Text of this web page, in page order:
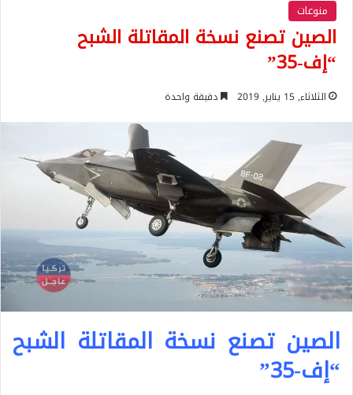
منوعات
الصين تصنع نسخة المقاتلة الشبح
“إف-35”
الثلاثاء, 15 يناير, 2019 دقيقة واحدة
الصين تصنع نسخة المقاتلة الشبح
“إف-35”